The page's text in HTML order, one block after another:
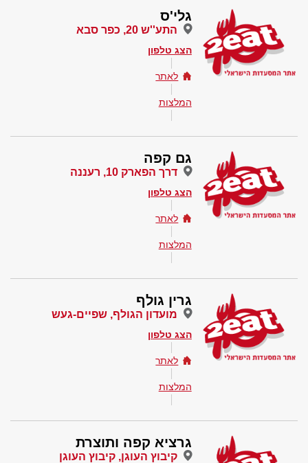
גלי'ס
התע''ש 20, כפר סבא
הצג טלפון
לאתר
המלצות
גם קפה
דרך הפארק 10, רעננה
הצג טלפון
לאתר
המלצות
גרין גולף
מועדון הגולף, שפיים-געש
הצג טלפון
לאתר
המלצות
גרציא קפה ותוצרת
קיבוץ העוגן, קיבוץ העוגן